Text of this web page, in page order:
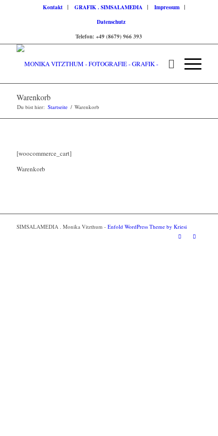
Kontakt GRAFIK . SIMSALAMEDIA
Impressum
Datenschutz
Telefon: +49 (8679) 966 393
Warenkorb
Du bist hier: Startseite / Warenkorb
[woocommerce_cart]
Warenkorb
SIMSALAMEDIA . Monika Vitzthum - Enfold WordPress Theme by Kriesi